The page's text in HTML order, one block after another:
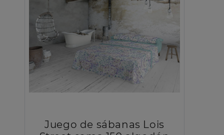
Juego de sábanas Lois